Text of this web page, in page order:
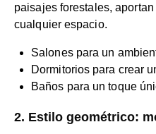
paisajes forestales,
cualquier espacio.
Salones para un
Dormitorios para crear
Baños para un toque
2. Estilo geométrico: